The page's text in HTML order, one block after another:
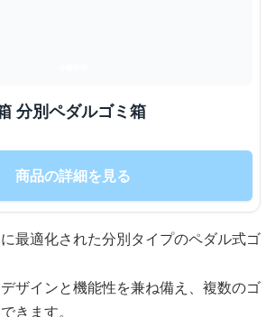
分別ペダルゴミ箱
商品の詳細を見る
最適化された分別タイプのペダル式ゴ
ザインと機能性を兼ね備え、複数のゴ
きます。